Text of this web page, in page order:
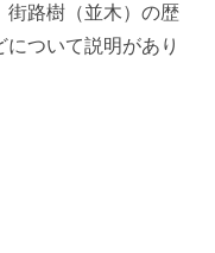
路樹（並木）の歴
ついて説明があり